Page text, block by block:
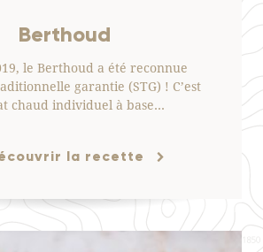
Berthoud
le Berthoud a été reconnue
garantie (STG) ! C’est
chaud individuel à base…
la recette